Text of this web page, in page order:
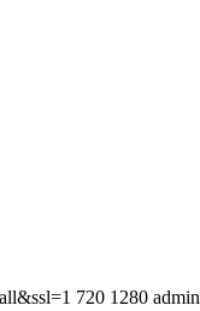
720 1280 admin